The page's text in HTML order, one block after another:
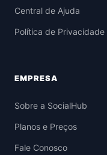
Central de Ajuda
Política de Privacidade
EMPRESA
Sobre a SocialHub
Planos e Preços
Fale Conosco